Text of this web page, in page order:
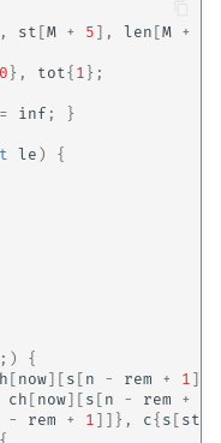
st [M + 5 ], len [M +
0 }, tot { 1 };
= inf ; }
le )
{
;)
{
[ now][ s [ n - rem + 1
ch [ now][ s [ n - rem +
- rem + 1 ]]}, c{ s [ st